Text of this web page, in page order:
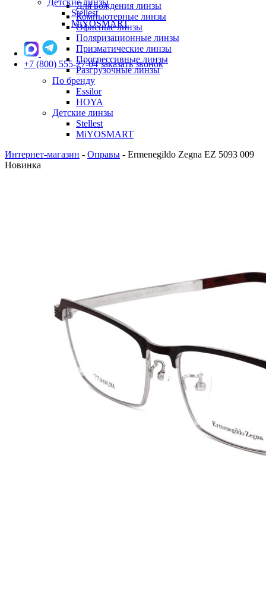
Для вождения линзы
Компьютерные линзы
Офисные линзы
Поляризационные линзы
Призматические линзы
Прогрессивные линзы
Разгрузочные линзы
По бренду
Essilor
HOYA
Детские линзы
Stellest
MiYOSMART
Детские линзы
Stellest
MiYOSMART
+7 (800) 555-27-04 заказать звонок
Интернет-магазин - Оправы - Ermenegildo Zegna EZ 5093 009
Новинка